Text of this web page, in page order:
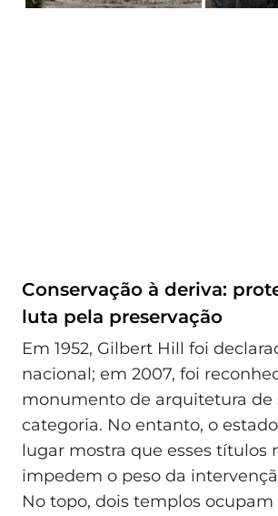
Conservação à deriva:
luta pela preservação
Em 1952, Gilbert Hill foi
nacional; em 2007, foi
monumento de arquitetura de
categoria. No entanto, o
lugar mostra que esses títulos
impedem o peso da
No topo, dois templos ocupam